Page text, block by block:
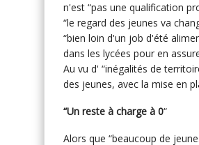
n'est “pas une qualification
“le regard des jeunes va
“bien loin d'un job d'été
dans les lycées pour en
Au vu d' “inégalités de
des jeunes, avec la mise en
“Un reste à charge à 0“
Alors que “beaucoup de